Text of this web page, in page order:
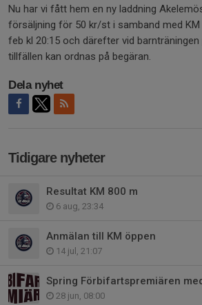
Nu har vi fått hem en ny laddning
försäljning för 50 kr/st i samband med
feb kl 20:15 och därefter vid barnträningen
tillfällen kan ordnas på begäran.
Dela nyhet
Tidigare nyheter
Resultat KM 800 m
6 aug, 23:34
Anmälan till KM öppen
14 jul, 21:07
Spring Förbifartspremiären
28 jun, 08:00